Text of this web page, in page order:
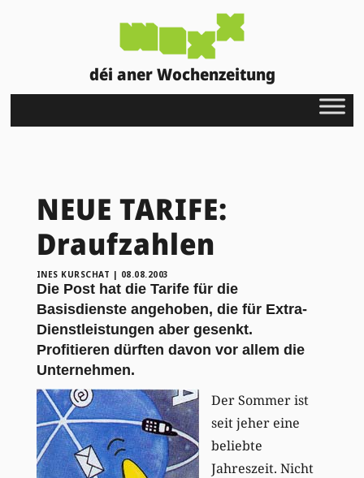
déi aner Wochenzeitung
NEUE TARIFE:
Draufzahlen
INES KURSCHAT | 08.08.2003
Die Post hat die Tarife für die
Basisdienste angehoben, die für Extra-
Dienstleistungen aber gesenkt.
Profitieren dürften davon vor allem die
Unternehmen.
Der Sommer ist
seit jeher eine
beliebte
Jahreszeit. Nicht